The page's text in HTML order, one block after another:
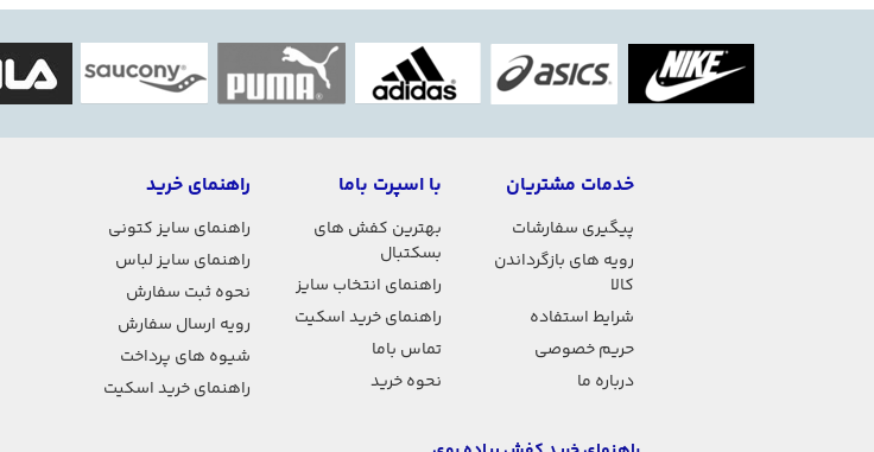
خدمات مشتریان
پیگیری سفارشات
رویه های بازگرداندن
کالا
شرایط استفاده
حریم خصوصی
درباره ما
با اسپرت باما
بهترین کفش های
بسکتبال
راهنمای انتخاب سایز
راهنمای خرید اسکیت
تماس باما
نحوه خرید
راهنمای خرید
راهنمای سایز کتونی
راهنمای سایز لباس
نحوه ثبت سفارش
رویه ارسال سفارش
شیوه های پرداخت
راهنمای خرید اسکیت